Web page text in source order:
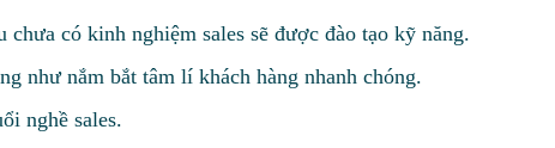
có kinh nghiệm sales sẽ được đào tạo kỹ năng.
như nắm bắt tâm lí khách hàng nhanh chóng.
nghề sales.